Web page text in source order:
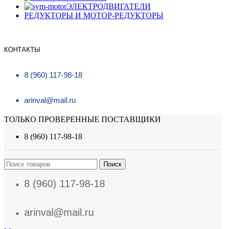
ЭЛЕКТРОДВИГАТЕЛИ
РЕДУКТОРЫ И МОТОР-РЕДУКТОРЫ
КОНТАКТЫ
8 (960) 117-98-18
arinval@mail.ru
ТОЛЬКО ПРОВЕРЕННЫЕ ПОСТАВЩИКИ
8 (960) 117-98-18
Поиск
8 (960) 117-98-18
arinval@mail.ru